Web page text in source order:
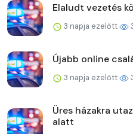
Elaludt vezetés
3 napja ezelőtt
Újabb online
3 napja ezelőtt
Üres házakra
alatt